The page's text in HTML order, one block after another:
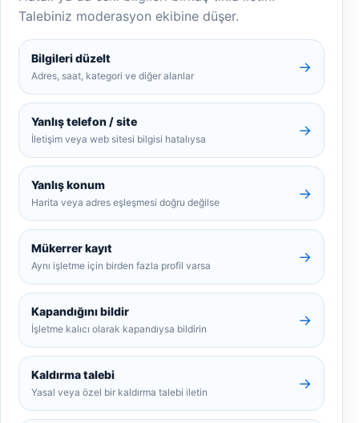
Talebiniz moderasyon ekibine düşer.
Bilgileri düzelt
Adres, saat, kategori ve diğer alanlar
→
Yanlış telefon / site
İletişim veya web sitesi bilgisi hatalıysa
→
Yanlış konum
Harita veya adres eşleşmesi doğru değilse
→
Mükerrer kayıt
Aynı işletme için birden fazla profil varsa
→
Kapandığını bildir
İşletme kalıcı olarak kapandıysa bildirin
→
Kaldırma talebi
Yasal veya özel bir kaldırma talebi iletin
→